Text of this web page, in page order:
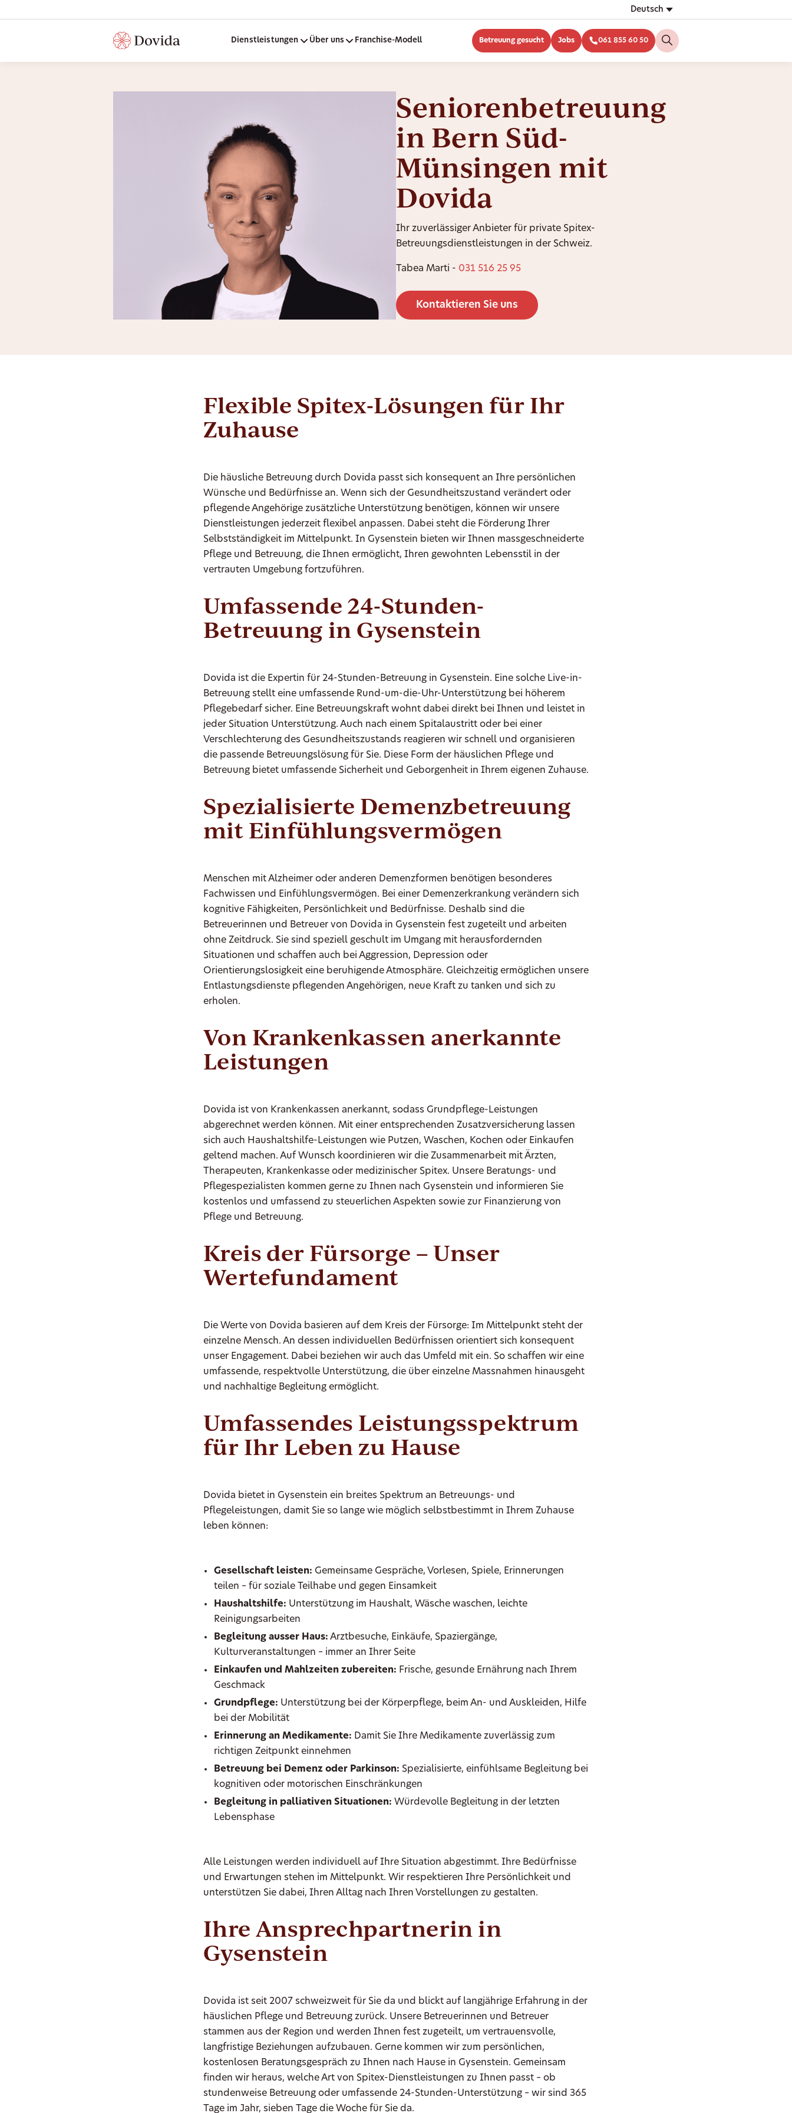
Deutsch
Dienstleistungen Über uns Franchise-Modell Betreuung gesucht Jobs 061 855 60 50
Seniorenbetreuung
in Bern Süd-
Münsingen mit
Dovida
Ihr zuverlässiger Anbieter für private Spitex-
Betreuungsdienstleistungen in der Schweiz.
Tabea Marti - 031 516 25 95
Kontaktieren Sie uns
Flexible Spitex-Lösungen für Ihr
Zuhause
Die häusliche Betreuung durch Dovida passt sich konsequent an Ihre persönlichen
Wünsche und Bedürfnisse an. Wenn sich der Gesundheitszustand verändert oder
pflegende Angehörige zusätzliche Unterstützung benötigen, können wir unsere
Dienstleistungen jederzeit flexibel anpassen. Dabei steht die Förderung Ihrer
Selbstständigkeit im Mittelpunkt. In Gysenstein bieten wir Ihnen massgeschneiderte
Pflege und Betreuung, die Ihnen ermöglicht, Ihren gewohnten Lebensstil in der
vertrauten Umgebung fortzuführen.
Umfassende 24-Stunden-
Betreuung in Gysenstein
Dovida ist die Expertin für 24-Stunden-Betreuung in Gysenstein. Eine solche Live-in-
Betreuung stellt eine umfassende Rund-um-die-Uhr-Unterstützung bei höherem
Pflegebedarf sicher. Eine Betreuungskraft wohnt dabei direkt bei Ihnen und leistet in
jeder Situation Unterstützung. Auch nach einem Spitalaustritt oder bei einer
Verschlechterung des Gesundheitszustands reagieren wir schnell und organisieren
die passende Betreuungslösung für Sie. Diese Form der häuslichen Pflege und
Betreuung bietet umfassende Sicherheit und Geborgenheit in Ihrem eigenen Zuhause.
Spezialisierte Demenzbetreuung
mit Einfühlungsvermögen
Menschen mit Alzheimer oder anderen Demenzformen benötigen besonderes
Fachwissen und Einfühlungsvermögen. Bei einer Demenzerkrankung verändern sich
kognitive Fähigkeiten, Persönlichkeit und Bedürfnisse. Deshalb sind die
Betreuerinnen und Betreuer von Dovida in Gysenstein fest zugeteilt und arbeiten
ohne Zeitdruck. Sie sind speziell geschult im Umgang mit herausfordernden
Situationen und schaffen auch bei Aggression, Depression oder
Orientierungslosigkeit eine beruhigende Atmosphäre. Gleichzeitig ermöglichen unsere
Entlastungsdienste pflegenden Angehörigen, neue Kraft zu tanken und sich zu
erholen.
Von Krankenkassen anerkannte
Leistungen
Dovida ist von Krankenkassen anerkannt, sodass Grundpflege-Leistungen
abgerechnet werden können. Mit einer entsprechenden Zusatzversicherung lassen
sich auch Haushaltshilfe-Leistungen wie Putzen, Waschen, Kochen oder Einkaufen
geltend machen. Auf Wunsch koordinieren wir die Zusammenarbeit mit Ärzten,
Therapeuten, Krankenkasse oder medizinischer Spitex. Unsere Beratungs- und
Pflegespezialisten kommen gerne zu Ihnen nach Gysenstein und informieren Sie
kostenlos und umfassend zu steuerlichen Aspekten sowie zur Finanzierung von
Pflege und Betreuung.
Kreis der Fürsorge – Unser
Wertefundament
Die Werte von Dovida basieren auf dem Kreis der Fürsorge: Im Mittelpunkt steht der
einzelne Mensch. An dessen individuellen Bedürfnissen orientiert sich konsequent
unser Engagement. Dabei beziehen wir auch das Umfeld mit ein. So schaffen wir eine
umfassende, respektvolle Unterstützung, die über einzelne Massnahmen hinausgeht
und nachhaltige Begleitung ermöglicht.
Umfassendes Leistungsspektrum
für Ihr Leben zu Hause
Dovida bietet in Gysenstein ein breites Spektrum an Betreuungs- und
Pflegeleistungen, damit Sie so lange wie möglich selbstbestimmt in Ihrem Zuhause
leben können:
Gesellschaft leisten: Gemeinsame Gespräche, Vorlesen, Spiele, Erinnerungen
teilen – für soziale Teilhabe und gegen Einsamkeit
Haushaltshilfe: Unterstützung im Haushalt, Wäsche waschen, leichte
Reinigungsarbeiten
Begleitung ausser Haus: Arztbesuche, Einkäufe, Spaziergänge,
Kulturveranstaltungen – immer an Ihrer Seite
Einkaufen und Mahlzeiten zubereiten: Frische, gesunde Ernährung nach Ihrem
Geschmack
Grundpflege: Unterstützung bei der Körperpflege, beim An- und Auskleiden, Hilfe
bei der Mobilität
Erinnerung an Medikamente: Damit Sie Ihre Medikamente zuverlässig zum
richtigen Zeitpunkt einnehmen
Betreuung bei Demenz oder Parkinson: Spezialisierte, einfühlsame Begleitung bei
kognitiven oder motorischen Einschränkungen
Begleitung in palliativen Situationen: Würdevolle Begleitung in der letzten
Lebensphase
Alle Leistungen werden individuell auf Ihre Situation abgestimmt. Ihre Bedürfnisse
und Erwartungen stehen im Mittelpunkt. Wir respektieren Ihre Persönlichkeit und
unterstützen Sie dabei, Ihren Alltag nach Ihren Vorstellungen zu gestalten.
Ihre Ansprechpartnerin in
Gysenstein
Dovida ist seit 2007 schweizweit für Sie da und blickt auf langjährige Erfahrung in der
häuslichen Pflege und Betreuung zurück. Unsere Betreuerinnen und Betreuer
stammen aus der Region und werden Ihnen fest zugeteilt, um vertrauensvolle,
langfristige Beziehungen aufzubauen. Gerne kommen wir zum persönlichen,
kostenlosen Beratungsgespräch zu Ihnen nach Hause in Gysenstein. Gemeinsam
finden wir heraus, welche Art von Spitex-Dienstleistungen zu Ihnen passt – ob
stundenweise Betreuung oder umfassende 24-Stunden-Unterstützung – wir sind 365
Tage im Jahr, sieben Tage die Woche für Sie da.